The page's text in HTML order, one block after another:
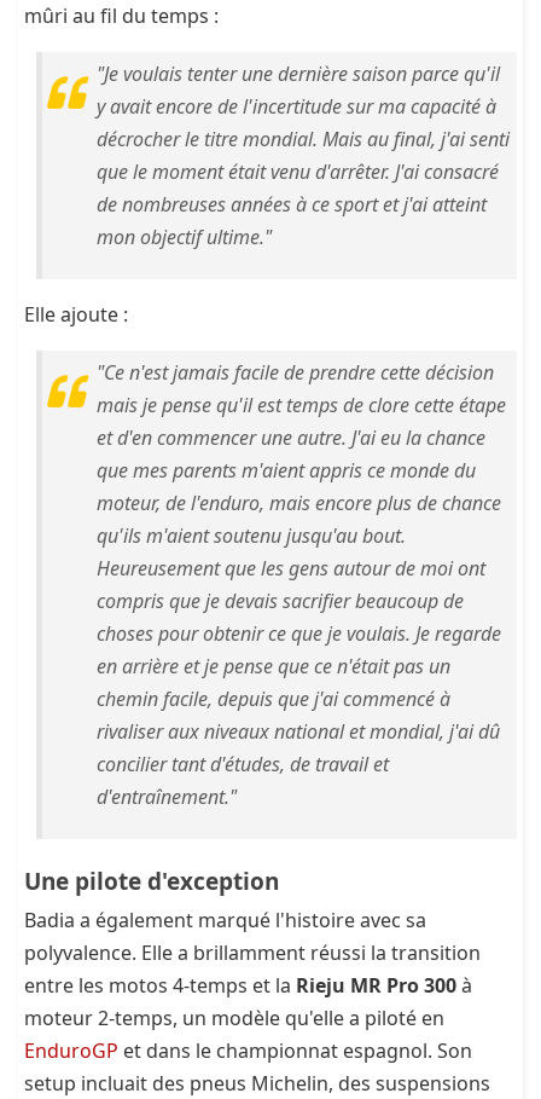
mûri au fil du temps :
"Je voulais tenter une dernière saison parce qu'il
y avait encore de l'incertitude sur ma capacité à
décrocher le titre mondial. Mais au final, j'ai senti
que le moment était venu d'arrêter. J'ai consacré
de nombreuses années à ce sport et j'ai atteint
mon objectif ultime."
Elle ajoute :
"Ce n'est jamais facile de prendre cette décision
mais je pense qu'il est temps de clore cette étape
et d'en commencer une autre. J'ai eu la chance
que mes parents m'aient appris ce monde du
moteur, de l'enduro, mais encore plus de chance
qu'ils m'aient soutenu jusqu'au bout.
Heureusement que les gens autour de moi ont
compris que je devais sacrifier beaucoup de
choses pour obtenir ce que je voulais. Je regarde
en arrière et je pense que ce n'était pas un
chemin facile, depuis que j'ai commencé à
rivaliser aux niveaux national et mondial, j'ai dû
concilier tant d'études, de travail et
d'entraînement."
Une pilote d'exception
Badia a également marqué l'histoire avec sa
polyvalence. Elle a brillamment réussi la transition
entre les motos 4-temps et la Rieju MR Pro 300à
moteur 2-temps, un modèle qu'elle a piloté en
EnduroGP et dans le championnat espagnol. Son
setup incluait des pneus Michelin, des suspensions